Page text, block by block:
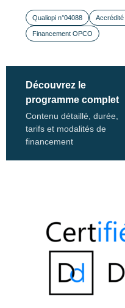
Qualiopi n°04088 Accrédité
Financement OPCO
Découvrez le
programme complet
Contenu détaillé, durée,
tarifs et modalités de
financement